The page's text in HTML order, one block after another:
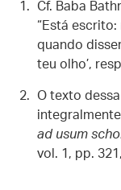
Cf. Baba
“Está
quando
teu olho’,
O texto
ad usum
vol. 1, pp.